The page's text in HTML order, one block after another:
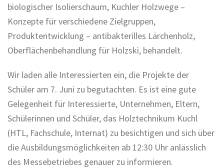
biologischer Isolierschaum, Kuchler Holzwege –
Konzepte für verschiedene Zielgruppen,
Produktentwicklung – antibakterilles Lärchenholz,
Oberflächenbehandlung für Holzski, behandelt.
Wir laden alle Interessierten ein, die Projekte der
Schüler am 7. Juni zu begutachten. Es ist eine gute
Gelegenheit für Interessierte, Unternehmen, Eltern,
Schülerinnen und Schüler, das Holztechnikum Kuchl
(HTL, Fachschule, Internat) zu besichtigen und sich über
die Ausbildungsmöglichkeiten ab 12:30 Uhr anlässlich
des Messebetriebes genauer zu informieren.